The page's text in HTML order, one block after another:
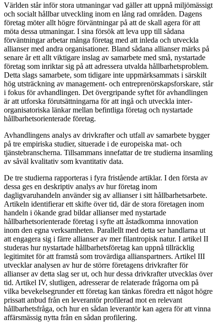
Världen står inför stora utmaningar vad gäller att uppnå miljömässigt
och socialt hållbar utveckling inom en lång rad områden. Dagens
företag möter allt högre förväntningar på att de skall agera för att
möta dessa utmaningar. I sina försök att leva upp till sådana
förväntningar arbetar många företag med att inleda och utveckla
allianser med andra organisationer. Bland sådana allianser märks på
senare år ett allt viktigare inslag av samarbete med små, nystartade
företag som inriktar sig på att adressera utvalda hållbarhetsproblem.
Detta slags samarbete, som tidigare inte uppmärksammats i särskilt
hög utsträckning av management- och entreprenörskapsforskare, står
i fokus för avhandlingen. Det övergripande syftet för avhandlingen
är att utforska förutsättningarna för att ingå och utveckla inter-
organisatoriska länkar mellan befintliga företag och nystartade
hållbarhetsorienterade företag.
Avhandlingens analys av drivkrafter och utfall av samarbete bygger
på tre empiriska studier, situerade i de europeiska mat- och
tjänstebranscherna. Tillsammans innefattar de tre studierna insamling
av såväl kvalitativ som kvantitativ data.
De tre studierna rapporteras i fyra fristående artiklar. I den första av
dessa ges en deskriptiv analys av hur företag inom
dagligvaruhandeln använder sig av allianser i sitt hållbarhetsarbete.
Artikeln identifierar ett skifte över tid, där de stora företagen inom
handeln i ökande grad bildar allianser med nystartade
hållbarhetsorienterade företag i syfte att åstadkomma innovation
inom den egna verksamheten. Parallellt med detta ser handlarna ut
att engagera sig i färre allianser av mer filantropisk natur. I artikel II
studeras hur nystartade hållbarhetsföretag kan uppnå tillräcklig
legitimitet för att framstå som trovärdiga allianspartners. Artikel III
utvecklar analysen av hur de större företagens drivkrafter för
allianser av detta slag ser ut, och hur dessa drivkrafter utvecklas över
tid. Artikel IV, slutligen, adresserar de relaterade frågorna om på
vilka bevekelsegrunder ett företag kan tänkas föredra ett något högre
prissatt anbud från en leverantör profilerad mot en relevant
hållbarhetsfråga, och hur en sådan leverantör kan agera för att vinna
affärsmässig nytta från en sådan profilering.